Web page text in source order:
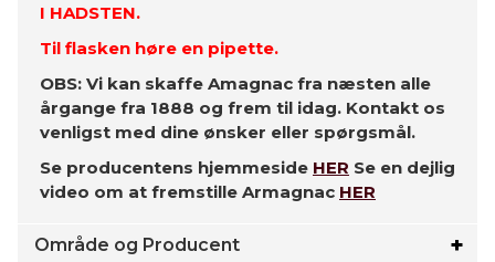
I HADSTEN.
Til flasken høre en pipette.
OBS: Vi kan skaffe Amagnac fra næsten alle
årgange fra 1888 og frem til idag. Kontakt os
venligst med dine ønsker eller spørgsmål.
Se producentens hjemmeside HER Se en dejlig
video om at fremstille Armagnac HER
Område og Producent